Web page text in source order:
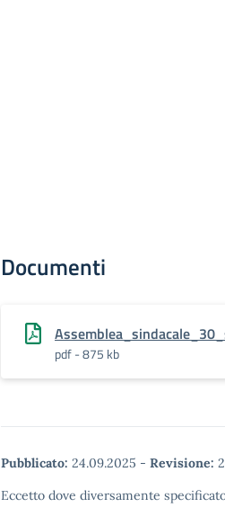
Documenti
pdf - 875 kb
Pubblicato: 24.09.2025 - Revisione:
Eccetto dove diversamente